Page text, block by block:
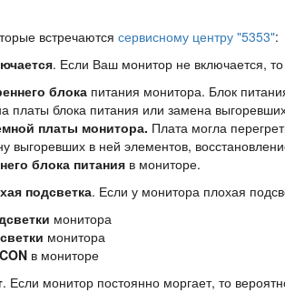
встречаются сервисному центру "5353":
. Если Ваш монитор не включается,
блока питания монитора. Блок
платы блока питания или замена
платы монитора. Плата могла
выгоревших в ней элементов,
блока питания в мониторе.
подсветка. Если у монитора плохая
монитора
монитора
в мониторе
. Если монитор постоянно моргает, то